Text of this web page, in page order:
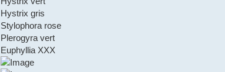
Hystrix gris
Stylophora rose
Plerogyra vert
Euphyllia XXX